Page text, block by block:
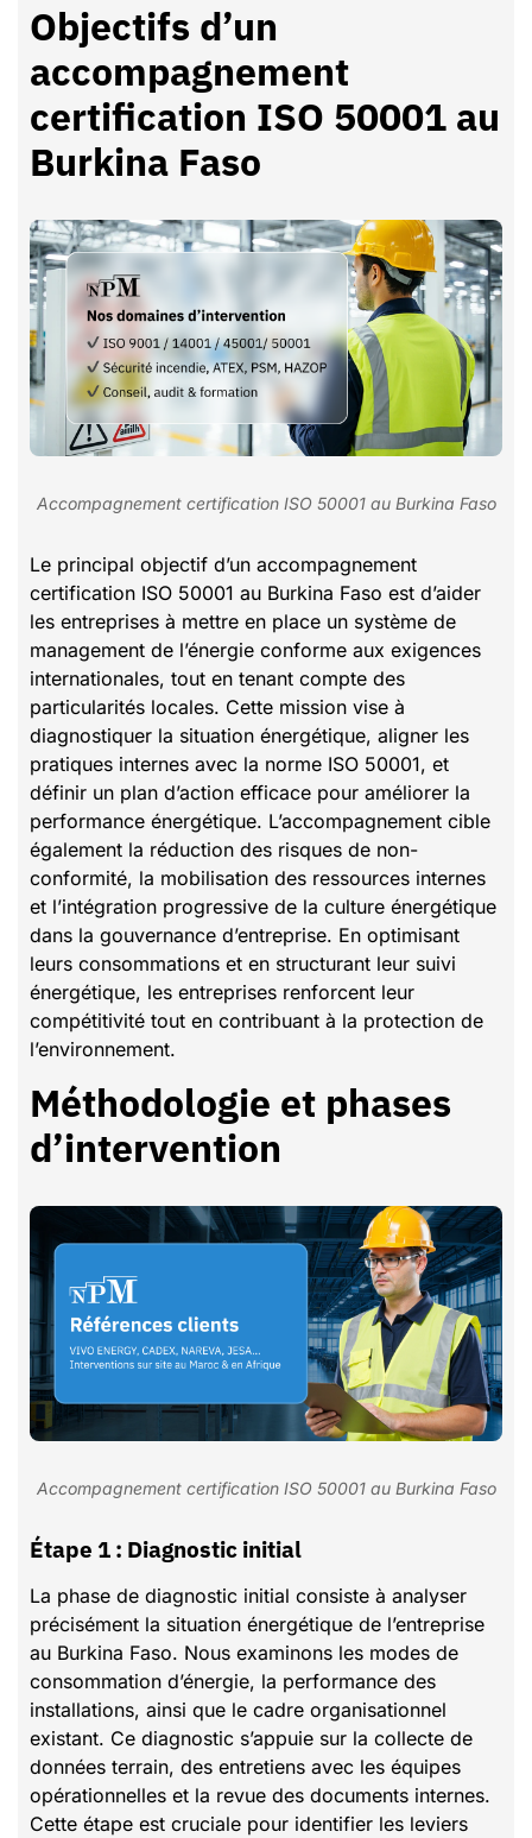
Objectifs d’un
accompagnement
certification ISO 50001 au
Burkina Faso
Accompagnement certification ISO 50001 au Burkina Faso
Le principal objectif d’un accompagnement
certification ISO 50001 au Burkina Faso est d’aider
les entreprises à mettre en place un système de
management de l’énergie conforme aux exigences
internationales, tout en tenant compte des
particularités locales. Cette mission vise à
diagnostiquer la situation énergétique, aligner les
pratiques internes avec la norme ISO 50001, et
définir un plan d’action efficace pour améliorer la
performance énergétique. L’accompagnement cible
également la réduction des risques de non-
conformité, la mobilisation des ressources internes
et l’intégration progressive de la culture énergétique
dans la gouvernance d’entreprise. En optimisant
leurs consommations et en structurant leur suivi
énergétique, les entreprises renforcent leur
compétitivité tout en contribuant à la protection de
l’environnement.
Méthodologie et phases
d’intervention
Accompagnement certification ISO 50001 au Burkina Faso
Étape 1 : Diagnostic initial
La phase de diagnostic initial consiste à analyser
précisément la situation énergétique de l’entreprise
au Burkina Faso. Nous examinons les modes de
consommation d’énergie, la performance des
installations, ainsi que le cadre organisationnel
existant. Ce diagnostic s’appuie sur la collecte de
données terrain, des entretiens avec les équipes
opérationnelles et la revue des documents internes.
Cette étape est cruciale pour identifier les leviers